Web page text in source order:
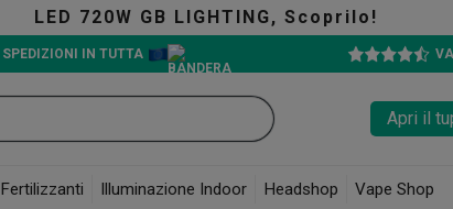
LED 720W GB LIGHTING, Scoprilo!
SPEDIZIONI IN TUTTA
Apri il
Fertilizzanti Illuminazione Indoor Headshop Vape Shop